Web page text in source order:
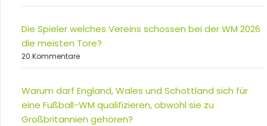
Die Spieler welches Vereins schossen bei der WM 2026
die meisten Tore?
20 Kommentare
Warum darf England, Wales und Schottland sich für
eine Fußball-WM qualifizieren, obwohl sie zu
Großbritannien gehören?